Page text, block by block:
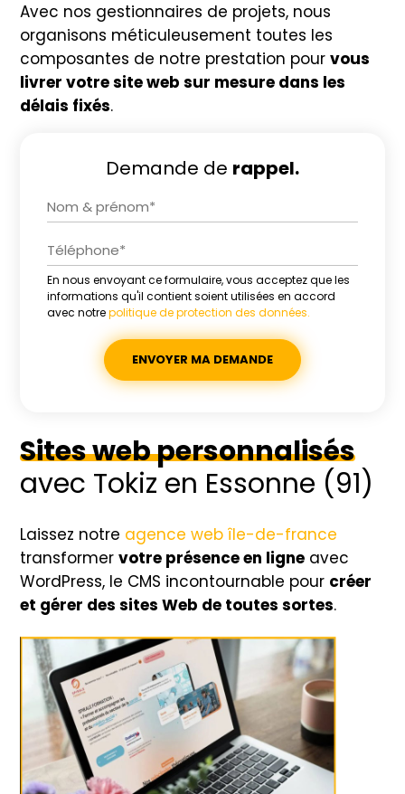
Avec nos gestionnaires de projets, nous
organisons méticuleusement toutes les
composantes de notre prestation pourvous
livrer votre site web sur mesure dans les
délais fixés.
Demande de rappel.
En nous envoyant ce formulaire, vous acceptez que les
informations qu'il contient soient utilisées en accord
avec notrepolitique de protection des données.
Alternative:
Sites web personnalisés
avec Tokiz en Essonne (91)
Laissez notre agence web île-de-france
transformervotre présence en ligne avec
WordPress, le CMS incontournable pour créer
et gérer des sites Web de toutes sortes.